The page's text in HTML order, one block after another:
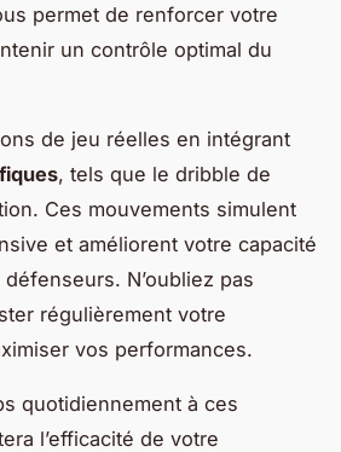
permet de renforcer votre
un contrôle optimal du
de jeu réelles en intégrant
, tels que le dribble de
Ces mouvements simulent
et améliorent votre capacité
N’oubliez pas
régulièrement votre
vos performances.
quotidiennement à ces
l’efficacité de votre